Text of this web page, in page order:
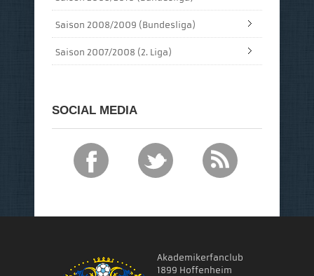
Saison 2008/2009 (Bundesliga)
Saison 2007/2008 (2. Liga)
SOCIAL MEDIA
Akademikerfanclub
1899 Hoffenheim